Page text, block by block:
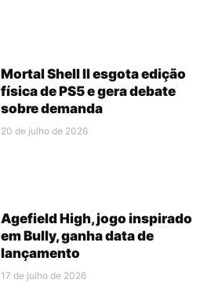
Mortal Shell II esgota edição
física de PS5 e gera debate
sobre demanda
20 de julho de 2026
Agefield High, jogo inspirado
em Bully, ganha data de
lançamento
17 de julho de 2026